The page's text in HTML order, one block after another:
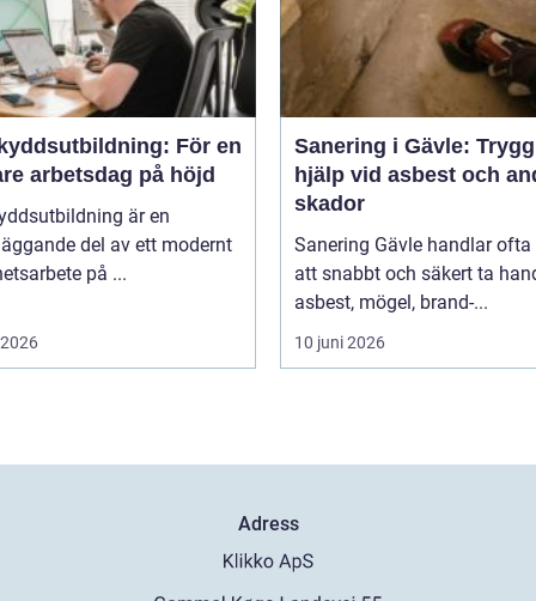
För en
arbetsdag på höjd
är en
del av ett modernt
på ...
Sanering i Gävle: Trygg
hjälp vid asbest och
skador
Sanering Gävle handlar ofta
att snabbt och säkert ta
asbest, mögel, brand-...
10 juni 2026
Adress